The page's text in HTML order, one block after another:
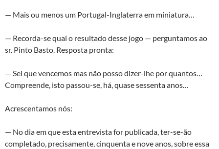
— Mais ou menos um Portugal-Inglaterra em miniatura…
— Recorda-se qual o resultado desse jogo — perguntamos ao
sr. Pinto Basto. Resposta pronta:
— Sei que vencemos mas não posso dizer-lhe por quantos…
Compreende, isto passou-se, há, quase sessenta anos…
Acrescentamos nós:
— No dia em que esta entrevista for publicada, ter-se-ão
completado, precisamente, cinquenta e nove anos, sobre essa